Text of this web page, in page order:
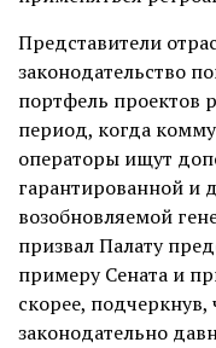
Представители
законодательство
портфель проектов
период, когда
операторы ищут
гарантированной и
возобновляемой
призвал Палату
примеру Сената и
скорее,
законодательно